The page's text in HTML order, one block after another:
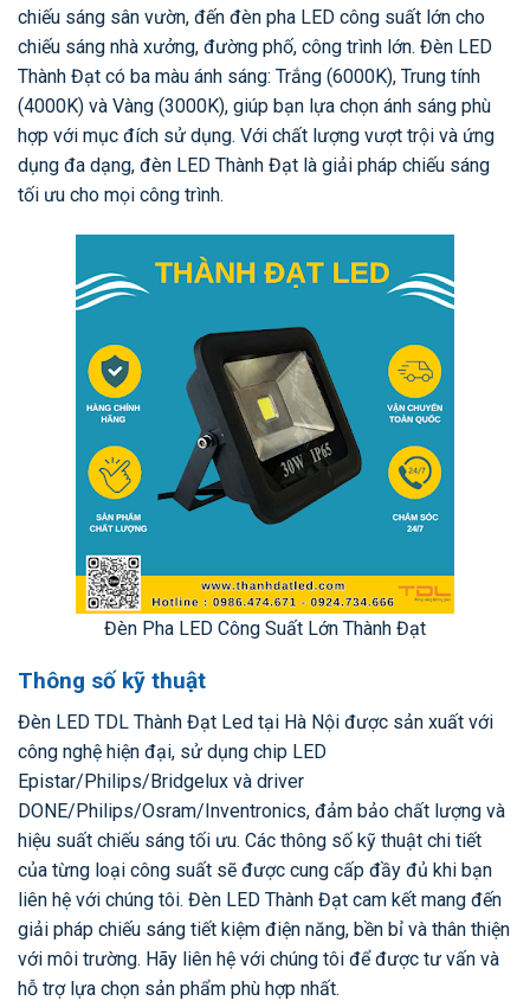
chiếu sáng sân vườn, đến đèn pha LED công suất lớn cho
chiếu sáng nhà xưởng, đường phố, công trình lớn. Đèn LED
Thành Đạt có ba màu ánh sáng: Trắng (6000K), Trung tính
(4000K) và Vàng (3000K), giúp bạn lựa chọn ánh sáng phù
hợp với mục đích sử dụng. Với chất lượng vượt trội và ứng
dụng đa dạng, đèn LED Thành Đạt là giải pháp chiếu sáng
tối ưu cho mọi công trình.
Đèn Pha LED Công Suất Lớn Thành Đạt
Thông số kỹ thuật
Đèn LED TDL Thành Đạt Led tại Hà Nội được sản xuất với
công nghệ hiện đại, sử dụng chip LED
Epistar/Philips/Bridgelux và driver
DONE/Philips/Osram/Inventronics, đảm bảo chất lượng và
hiệu suất chiếu sáng tối ưu. Các thông số kỹ thuật chi tiết
của từng loại công suất sẽ được cung cấp đầy đủ khi bạn
liên hệ với chúng tôi. Đèn LED Thành Đạt cam kết mang đến
giải pháp chiếu sáng tiết kiệm điện năng, bền bỉ và thân thiện
với môi trường. Hãy liên hệ với chúng tôi để được tư vấn và
hỗ trợ lựa chọn sản phẩm phù hợp nhất.